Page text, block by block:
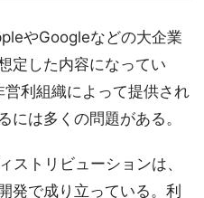
やGoogleなどの大企業
定した内容になってい
利組織によって提供され
には多くの問題がある。
トリビューションは、
発で成り立っている。利